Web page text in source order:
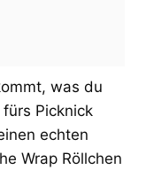
was du
Picknick
echten
Wrap Röllchen